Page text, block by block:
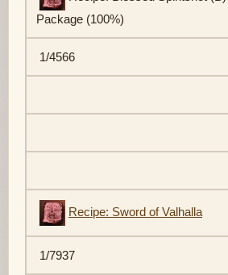
Package (100%)
1/4566
Recipe: Sword of Valhalla
1/7937